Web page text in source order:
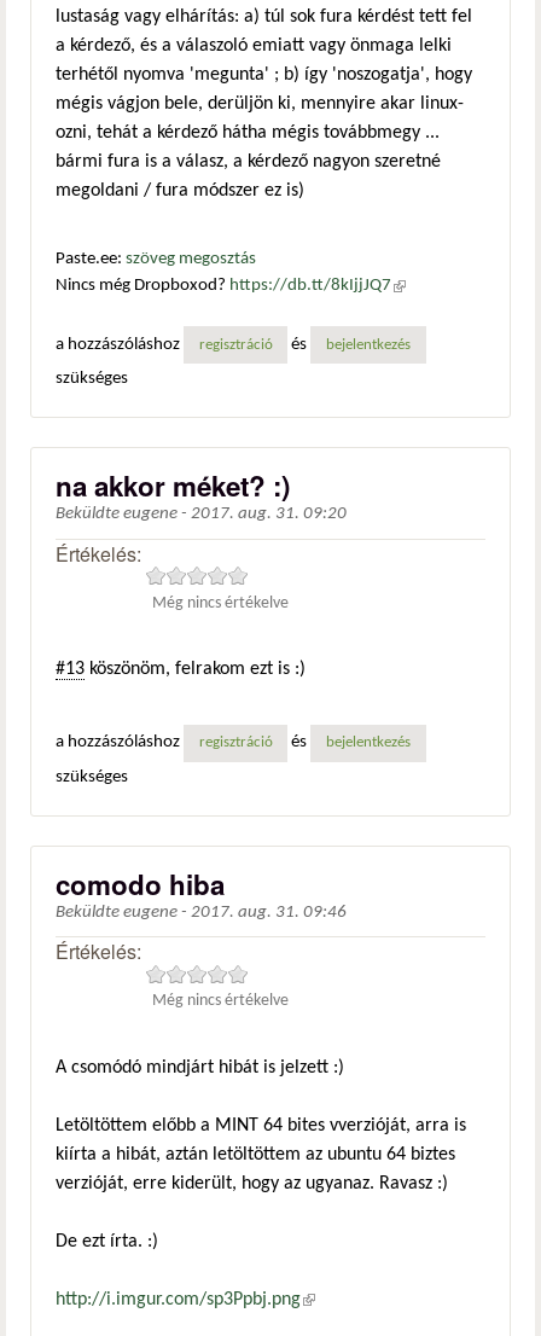
lustaság vagy elhárítás: a) túl sok fura kérdést tett fel
a kérdező, és a válaszoló emiatt vagy önmaga lelki
terhétől nyomva 'megunta' ; b) így 'noszogatja', hogy
mégis vágjon bele, derüljön ki, mennyire akar linux-
ozni, tehát a kérdező hátha mégis továbbmegy ...
bármi fura is a válasz, a kérdező nagyon szeretné
megoldani / fura módszer ez is)
Paste.ee: szöveg megosztás
Nincs még Dropboxod? https://db.tt/8kIjjJQ7 (külső
a hozzászóláshoz
regisztráció és bejelentkezés
szükséges
na akkor méket? :)
Beküldte eugene - 2017. aug. 31. 09:20
Értékelés:
Még nincs értékelve
#13 köszönöm, felrakom ezt is :)
a hozzászóláshoz regisztráció és bejelentkezés
szükséges
comodo hiba
Beküldte eugene - 2017. aug. 31. 09:46
Értékelés:
Még nincs értékelve
A csomódó mindjárt hibát is jelzett :)
Letöltöttem előbb a MINT 64 bites vverzióját, arra is
kiírta a hibát, aztán letöltöttem az ubuntu 64 biztes
verzióját, erre kiderült, hogy az ugyanaz. Ravasz :)
De ezt írta. :)
http://i.imgur.com/sp3Ppbj.png(külső hivatkozás)